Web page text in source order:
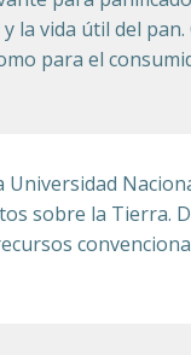
la vida útil del
para el
Universidad
sobre la Tierra.